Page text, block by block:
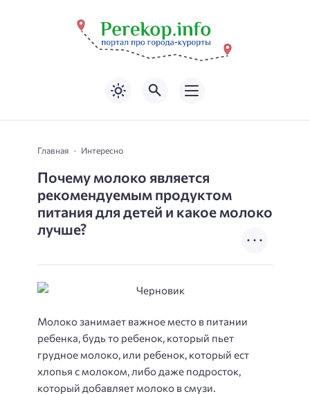
Главная Интересно
Почему молоко является
рекомендуемым продуктом
питания для детей и какое молоко
лучше?
Молоко занимает важное место в питании
ребенка, будь то ребенок, который пьет
грудное молоко, или ребенок, который ест
хлопья с молоком, либо даже подросток,
который добавляет молоко в смузи.